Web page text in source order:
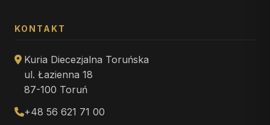
KONTAKT
Kuria Diecezjalna Toruńska
ul. Łazienna 18
87-100 Toruń
+48 56 621 71 00